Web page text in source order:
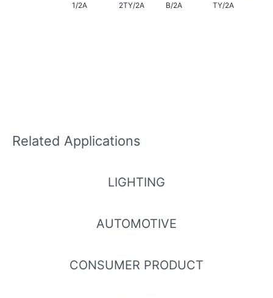
1/2A
2TY/2A
B/2A
TY/2A
Related Applications
LIGHTING
AUTOMOTIVE
CONSUMER PRODUCT